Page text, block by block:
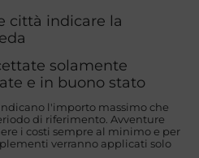
città indicare la
solamente
e in buono stato
l'importo massimo che
di riferimento. Avventure
i costi sempre al minimo e per
verranno applicati solo